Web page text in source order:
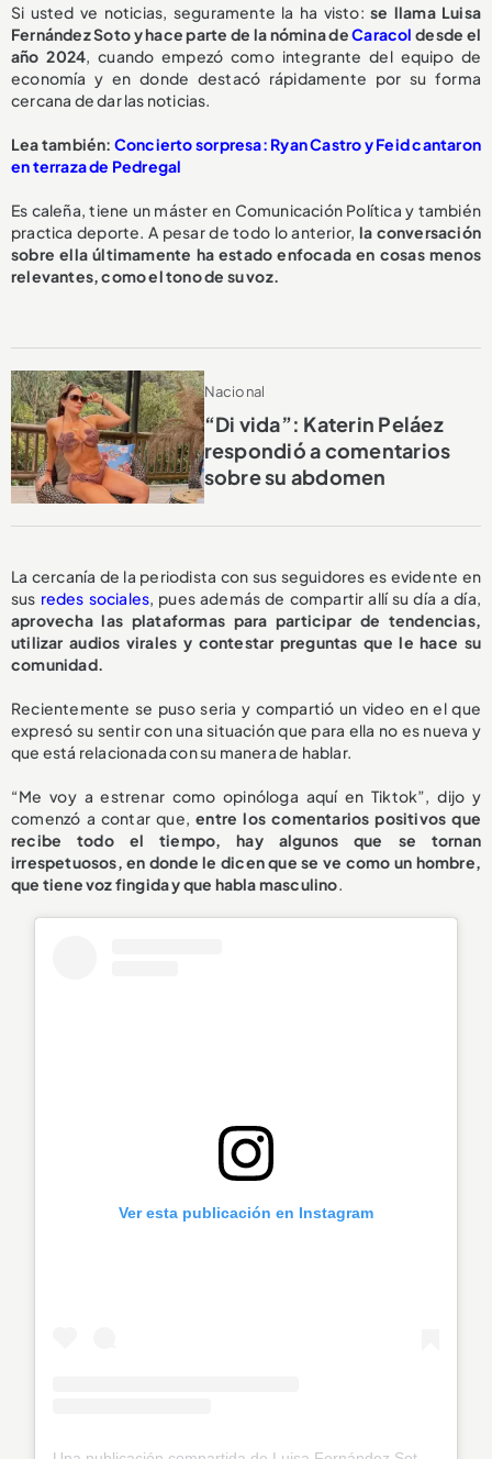
Si usted ve noticias, seguramente la ha visto:se llama Luisa
Fernández Soto y hace parte de la nómina deCaracol desde el
año 2024, cuando empezó como integrante del equipo de
economía y en donde destacó rápidamente por su forma
cercana de dar las noticias.
Lea también: Concierto sorpresa: Ryan Castro y Feid cantaron
en terraza de Pedregal
Es caleña, tiene un máster en Comunicación Política y también
practica deporte. A pesar de todo lo anterior, la conversación
sobre ella últimamente ha estado enfocada en cosas menos
relevantes, como el tono de su voz.
Nacional
“Di vida”: Katerin Peláez
respondió a comentarios
sobre su abdomen
La cercanía de la periodista con sus seguidores es evidente en
sus redes sociales, pues además de compartir allí su día a día,
aprovecha las plataformas para participar de tendencias,
utilizar audios virales y contestar preguntas que le hace su
comunidad.
Recientemente se puso seria y compartió un video en el que
expresó su sentir con una situación que para ella no es nueva y
que está relacionada con su manera de hablar.
“Me voy a estrenar como opinóloga aquí en Tiktok”, dijo y
comenzó a contar que,entre los comentarios positivos que
recibe todo el tiempo, hay algunos que se tornan
irrespetuosos, en donde le dicen que se ve como un hombre,
que tiene voz fingida y que habla masculino.
Ver esta publicación en Instagram